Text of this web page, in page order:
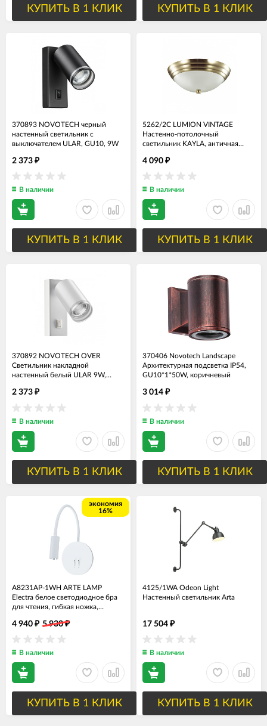
КУПИТЬ В 1 КЛИК КУПИТЬ В 1 КЛИК
370893 NOVOTECH черный
настенный светильник с
выключателем ULAR, GU10, 9W
2 373 ₽
В наличии
КУПИТЬ В 1 КЛИК
5262/2С LUMION VINTAGE
Настенно-потолочный
светильник KAYLA, античная
28см
4 090 ₽
В наличии
КУПИТЬ В 1 КЛИК
370892 NOVOTECH OVER
Светильник накладной
настенный белый ULAR 9W,
2 373 ₽
В наличии
КУПИТЬ В 1 КЛИК
370406 Novotech Landscape
Архитектурная подсветка IP54,
GU10*1*50W, коричневый
3 014 ₽
В наличии
КУПИТЬ В 1 КЛИК
экономия
16%
A8231AP-1WH ARTE LAMP
Electra белое светодиодное бра
для чтения, гибкая ножка,
9W, 3000K
4 940 ₽ 5 930₽
В наличии
КУПИТЬ В 1 КЛИК
4125/1WA Odeon Light
Настенный светильник Arta
17 504 ₽
В наличии
КУПИТЬ В 1 КЛИК